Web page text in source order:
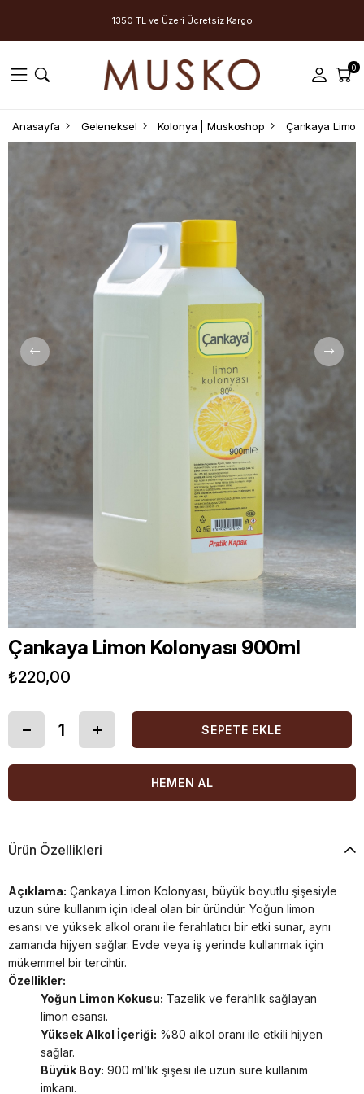
1350 TL ve Üzeri Ücretsiz Kargo
0
Anasayfa Geleneksel Kolonya | Muskoshop Çankaya
Çankaya Limon Kolonyası 900ml
₺220,00
Ürün Özellikleri
Açıklama: Çankaya Limon Kolonyası, büyük boyutlu şişesiyle
uzun süre kullanım için ideal olan bir üründür. Yoğun limon
esansı ve yüksek alkol oranı ile ferahlatıcı bir etki sunar, aynı
zamanda hijyen sağlar. Evde veya iş yerinde kullanmak için
mükemmel bir tercihtir.
Özellikler:
Yoğun Limon Kokusu: Tazelik ve ferahlık sağlayan
limon esansı.
Yüksek Alkol İçeriği: %80 alkol oranı ile etkili hijyen
sağlar.
Büyük Boy: 900 ml’lik şişesi ile uzun süre kullanım
imkanı.